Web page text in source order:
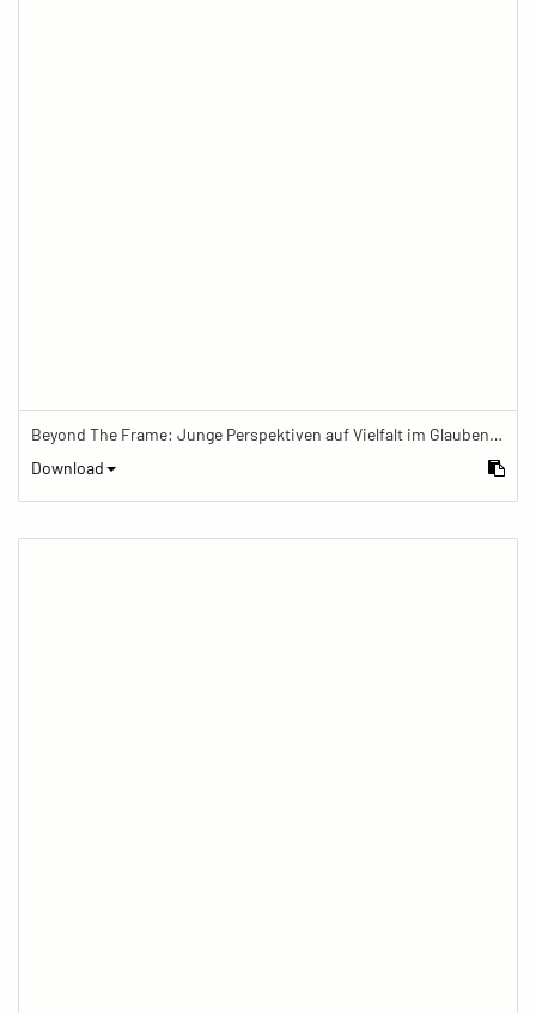
Beyond The Frame: Junge Perspektiven auf Vielfalt im Glauben - Frau mit Mala-Kette schreibt in Tagebuch
Download